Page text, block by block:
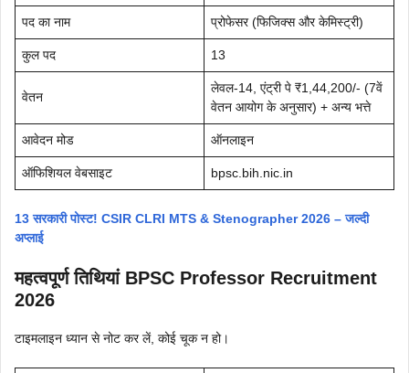
पद का नाम प्रोफेसर (फिजिक्स और केमिस्ट्री)
कुल पद 13
वेतन
लेवल-14, एंट्री पे ₹1,44,200/- (7वें
वेतन आयोग के अनुसार) + अन्य भत्ते
आवेदन मोड ऑनलाइन
ऑफिशियल वेबसाइट bpsc.bih.nic.in
13 सरकारी पोस्ट! CSIR CLRI MTS & Stenographer 2026 – जल्दी
अप्लाई
महत्वपूर्ण तिथियां BPSC Professor Recruitment
2026
टाइमलाइन ध्यान से नोट कर लें, कोई चूक न हो।